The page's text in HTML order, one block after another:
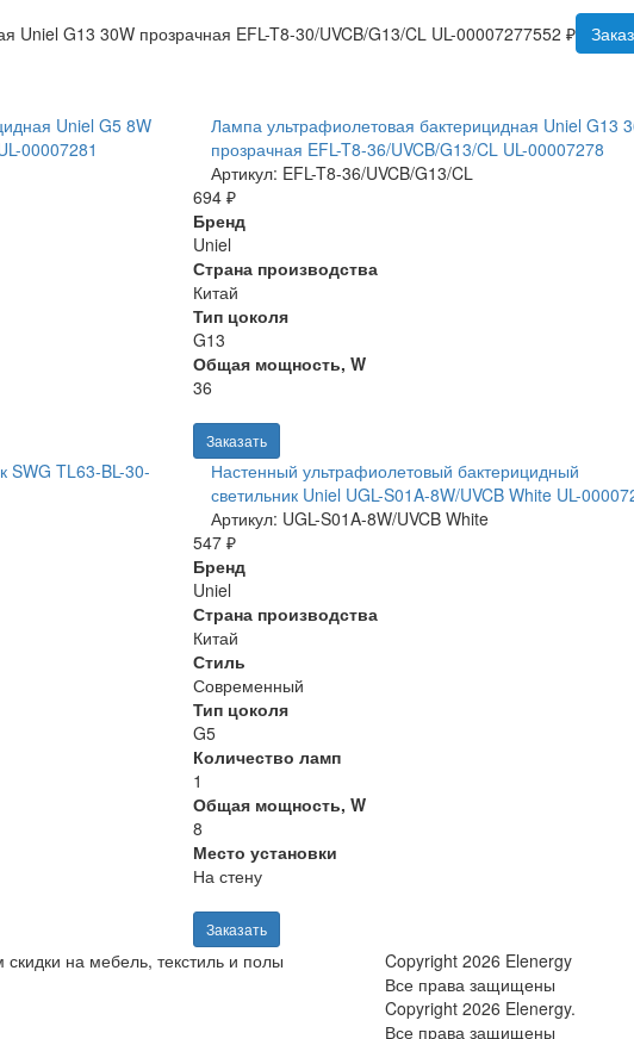
Uniel G13 30W прозрачная EFL-T8-30/UVCB/G13/CL UL-00007277552 ₽
Uniel G5 8W
00007281
Лампа ультрафиолетовая бактерицидная Uniel G13
прозрачная EFL-T8-36/UVCB/G13/CL UL-00007278
Артикул: EFL-T8-36/UVCB/G13/CL
694 ₽
Бренд
Uniel
Страна производства
Китай
Тип цоколя
G13
Общая мощность, W
36
Заказать
SWG TL63-BL-30-
Настенный ультрафиолетовый бактерицидный
светильник Uniel UGL-S01A-8W/UVCB White UL-
Артикул: UGL-S01A-8W/UVCB White
547 ₽
Бренд
Uniel
Страна производства
Китай
Стиль
Современный
Тип цоколя
G5
Количество ламп
1
Общая мощность, W
8
Место установки
На стену
Заказать
на мебель, текстиль и полы
Copyright 2026 Elenergy
Все права защищены
Copyright 2026 Elenergy.
Все права защищены